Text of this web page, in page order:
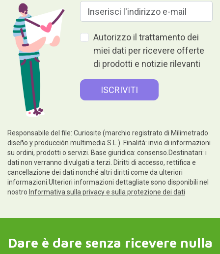
Autorizzo il trattamento dei
miei dati per ricevere offerte
di prodotti e notizie rilevanti
Responsabile del file: Curiosite (marchio registrato di Milimetrado
diseño y producción multimedia S.L.). Finalità: invio di informazioni
su ordini, prodotti o servizi. Base giuridica: consenso.Destinatari: i
dati non verranno divulgati a terzi. Diritti di accesso, rettifica e
cancellazione dei dati nonché altri diritti come da ulteriori
informazioni.Ulteriori informazioni dettagliate sono disponibili nel
nostro Informativa sulla privacy e sulla protezione dei dati
Dare è dare senza ricevere nulla